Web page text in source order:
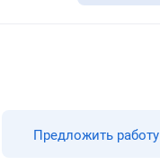
Предложить работу